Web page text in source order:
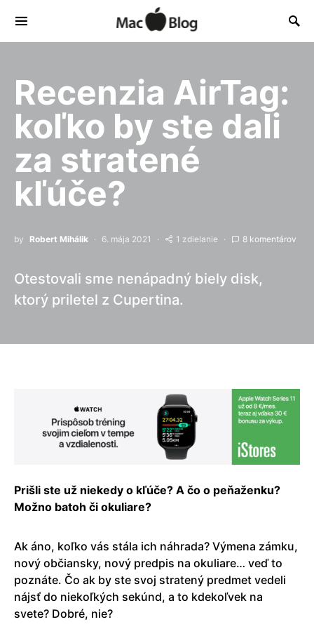
Recenzia AirTag:
koľko by ste dali
za stratené
kľúče?
by Robert Mihálik 6. mája 2021 1 zdielanie 8 komentárov
Otestovali sme nenápadný biely disk,
ktorý priletel z Cupertina.
Prišli ste už niekedy o kľúče? A čo o peňaženku?
Možno batoh či okuliare?
Ak áno, koľko vás stála ich náhrada? Výmena zámku,
nový občiansky, nový predpis na okuliare… veď to
poznáte. Čo ak by ste svoj stratený predmet vedeli
nájsť do niekoľkých sekúnd, a to kdekoľvek na
svete? Dobré, nie?